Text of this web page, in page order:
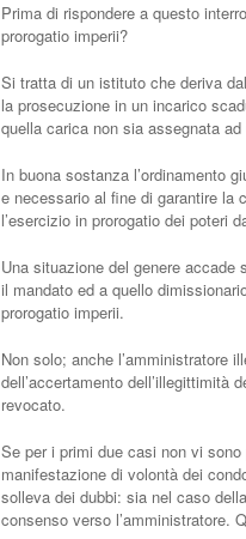
Prima di rispondere a questo
prorogatio imperii?
Si tratta di un istituto che deriva
la prosecuzione in un incarico
quella carica non sia assegnata
In buona sostanza l’ordinamento
e necessario al fine di garantire la
l’esercizio in prorogatio dei poteri
Una situazione del genere
il mandato ed a quello
prorogatio imperii.
Non solo; anche l’amministratore
dell’accertamento dell’illegittimità
revocato.
Se per i primi due casi non vi
manifestazione di volontà dei
solleva dei dubbi: sia nel caso
consenso verso l’amministratore.